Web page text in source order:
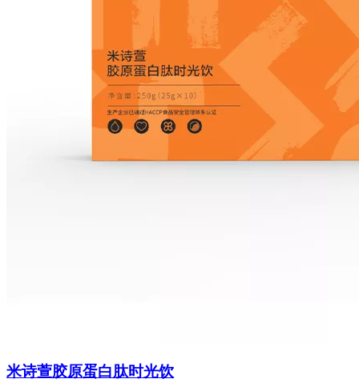
米诗萱胶原蛋白肽时光饮